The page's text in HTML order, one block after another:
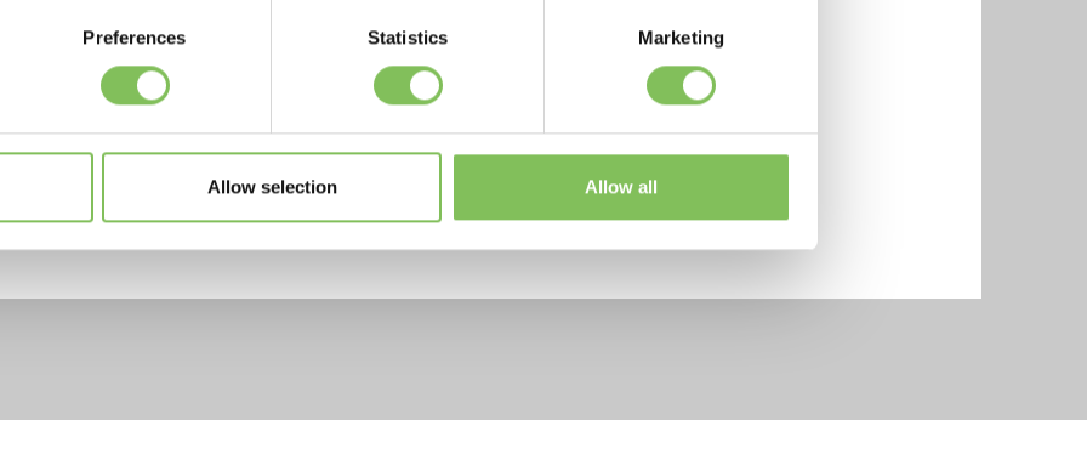
Preferences Statistics Marketing
Allow selection Allow all
Op 24 december sluiten wij om 15.00 uur en op 31 december